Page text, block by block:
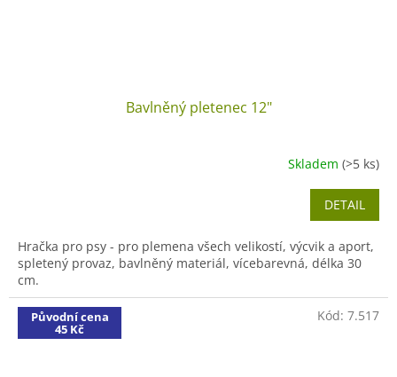
Bavlněný pletenec 12"
Skladem (>5 ks)
DETAIL
Hračka pro psy - pro plemena všech velikostí, výcvik a aport,
spletený provaz, bavlněný materiál, vícebarevná, délka 30
cm.
Původní cena
45 Kč
Kód: 7.517